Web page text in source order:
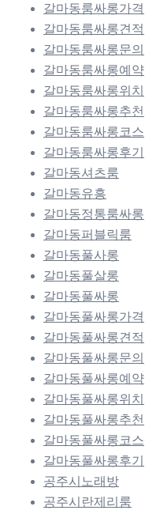
갈마동룸싸롱가격
갈마동룸싸롱견적
갈마동룸싸롱문의
갈마동룸싸롱예약
갈마동룸싸롱위치
갈마동룸싸롱추천
갈마동룸싸롱코스
갈마동룸싸롱후기
갈마동셔츠룸
갈마동유흥
갈마동정통룸싸롱
갈마동퍼블릭룸
갈마동풀사롱
갈마동풀살롱
갈마동풀싸롱
갈마동풀싸롱가격
갈마동풀싸롱견적
갈마동풀싸롱문의
갈마동풀싸롱예약
갈마동풀싸롱위치
갈마동풀싸롱추천
갈마동풀싸롱코스
갈마동풀싸롱후기
공주시노래방
공주시란제리룸